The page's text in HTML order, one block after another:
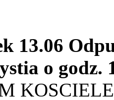
13.06
o godz.